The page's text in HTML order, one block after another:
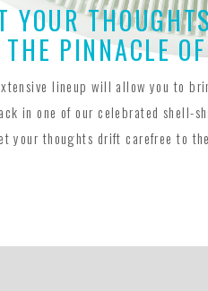
YOUR
THE PINNACLE
lineup will allow you to
in one of our celebrated shell-
your thoughts drift carefree to